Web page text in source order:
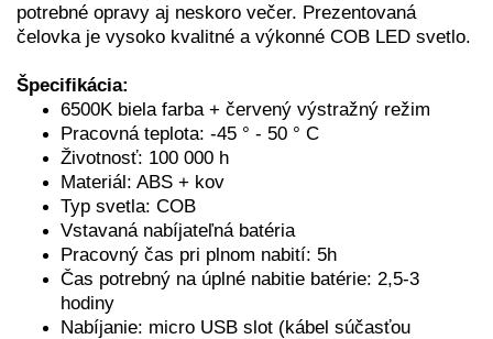
potrebné opravy aj neskoro večer. Prezentovaná
čelovka je vysoko kvalitné a výkonné COB LED svetlo.
Špecifikácia:
6500K biela farba + červený výstražný režim
Pracovná teplota: -45 ° - 50 ° C
Životnosť: 100 000 h
Materiál: ABS + kov
Typ svetla: COB
Vstavaná nabíjateľná batéria
Pracovný čas pri plnom nabití: 5h
Čas potrebný na úplné nabitie batérie: 2,5-3
hodiny
Nabíjanie: micro USB slot (kábel súčasťou